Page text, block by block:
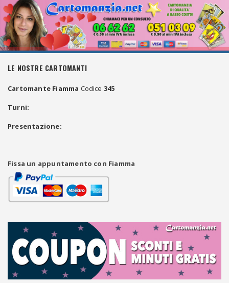
LE NOSTRE CARTOMANTI
Cartomante Fiamma Codice 345
Turni:
Presentazione:
Fissa un appuntamento con Fiamma